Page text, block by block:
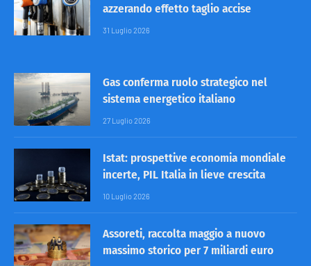
azzerando effetto taglio accise
31 Luglio 2026
Gas conferma ruolo strategico nel
sistema energetico italiano
27 Luglio 2026
Istat: prospettive economia mondiale
incerte, PIL Italia in lieve crescita
10 Luglio 2026
Assoreti, raccolta maggio a nuovo
massimo storico per 7 miliardi euro